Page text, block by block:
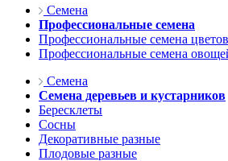
Семена
Профессиональные семена
Профессиональные семена цветов
Профессиональные семена
Семена
Семена деревьев и кустарников
Бересклеты
Сосны
Декоративные разные
Плодовые разные